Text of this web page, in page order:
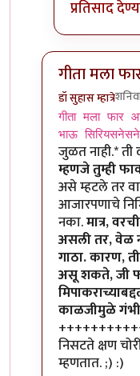
प्रतिसाद
गीता मला
डॉ सुहास म्हात्रे
In reply to
गीता मला फार
भाऊ
जुळत नाही.* ती
म्हणजे तुम्ही
असे म्हटले तर
आजारपणाचे
नका.मात्र,
असली तर, वेळ
गाठा. कारण,
असू शकते, जी
काळजीमुळे
निसटते क्षण
म्हणतात. ;) :)